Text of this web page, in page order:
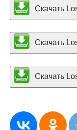
Скачать
Скачать
Скачать